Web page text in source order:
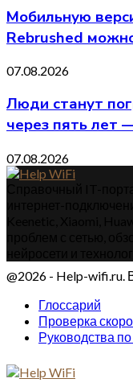
Мобильную
Rebrushed
07.08.2026
Люди станут
через пять лет
07.08.2026
@2026 - Help-
Глоссарий
Проверка
Руководства